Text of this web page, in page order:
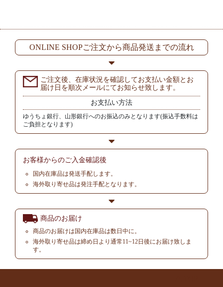
ONLINE SHOPご注文から商品発送までの流れ
ご注文後、在庫状況を確認してお支払い金額とお
届け日を順次メールにてお知らせ致します。
お支払い方法
ゆうちょ銀行、山形銀行へのお振込のみとなります(振込手数料は
ご負担となります)
お客様からのご入金確認後
国内在庫品は発送手配します。
海外取り寄せ品は発注手配となります。
商品のお届け
商品のお届けは国内在庫品は数日中に。
海外取り寄せ品は締め日より通常11~12日後にお届け致しま
す。